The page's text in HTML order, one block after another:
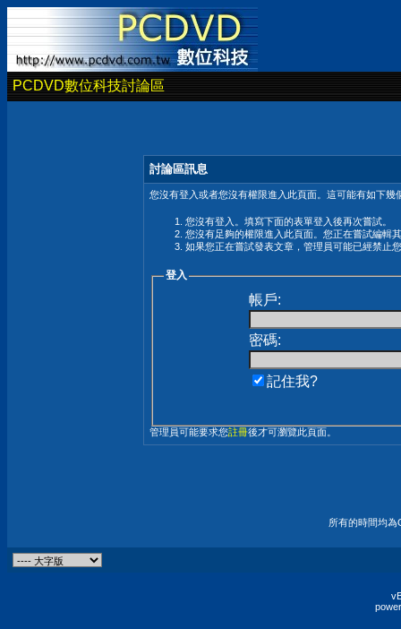
PCDVD數位科技討論區
討論區訊息
您沒有登入或者您沒有權限進入此頁面。這可能有如下幾
您沒有登入。填寫下面的表單登入後再次嘗試。
您沒有足夠的權限進入此頁面。您正在嘗試編輯
如果您正在嘗試發表文章，管理員可能已經禁止
登入
帳戶:
密碼:
記住我?
管理員可能要求您註冊後才可瀏覽此頁面。
所有的時間均為